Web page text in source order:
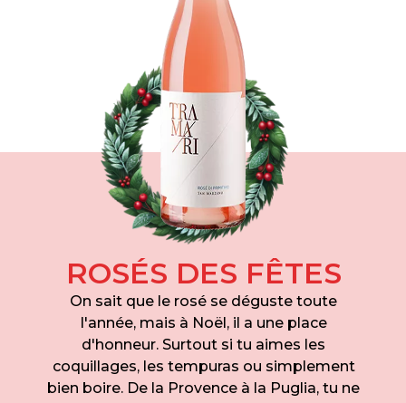
On sait que le rosé se déguste toute
l'année, mais à Noël, il a une place
d'honneur. Surtout si tu aimes les
coquillages, les tempuras ou simplement
bien boire. De la Provence à la Puglia, tu ne
ROSÉS DES FÊTES